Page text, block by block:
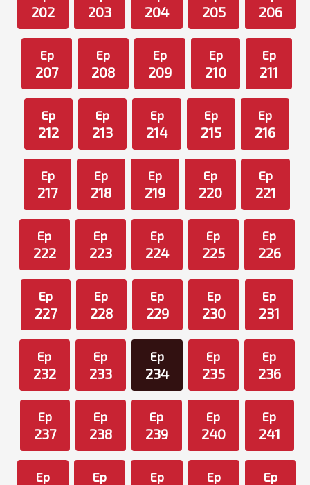
202 203 204 205 206
Ep
207
Ep
208
Ep
209
Ep
210
Ep
211
Ep
212
Ep
213
Ep
214
Ep
215
Ep
216
Ep
217
Ep
218
Ep
219
Ep
220
Ep
221
Ep
222
Ep
223
Ep
224
Ep
225
Ep
226
Ep
227
Ep
228
Ep
229
Ep
230
Ep
231
Ep
232
Ep
233
Ep
234
Ep
235
Ep
236
Ep
237
Ep
238
Ep
239
Ep
240
Ep
241
Ep Ep Ep Ep Ep